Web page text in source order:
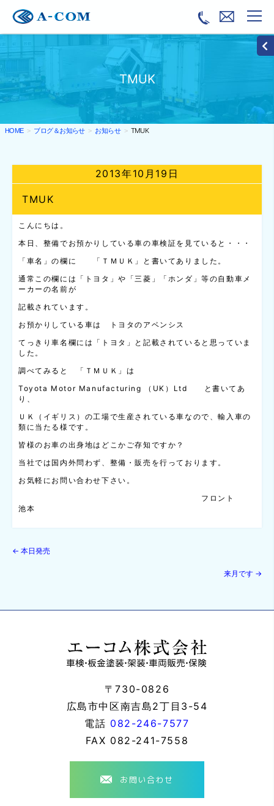
TMUK
HOME ブログ＆お知らせ お知らせ TMUK
TMUK
2013年10月19日
こんにちは。
本日、整備でお預かりしている車の車検証を見ていると・・・
「車名」の欄に 「ＴＭＵＫ」と書いてありました。
通常この欄には「トヨタ」や「三菱」「ホンダ」等の自動車メ
ーカーの名前が
記載されています。
お預かりしている車は トヨタのアベンシス
てっきり車名欄には「トヨタ」と記載されていると思っていま
した。
調べてみると 「ＴＭＵＫ」は
Toyota Motor Manufacturing （UK）Ltd と書いてあ
り、
ＵＫ（イギリス）の工場で生産されている車なので、輸入車の
類に当たる様です。
皆様のお車の出身地はどこかご存知ですか？
当社では国内外問わず、整備・販売を行っております。
お気軽にお問い合わせ下さい。
フロント
池本
← 本日発売
来月です →
〒730-0826
広島市中区南吉島2丁目3-54
電話 082-246-7577
FAX 082-241-7558
お問い合わせ